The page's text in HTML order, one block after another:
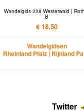
Wandelgids 228 Westerwald |
B
€ 18,50
Wandelgidsen
Rheinland Pfalz | Rijnland
Twitter